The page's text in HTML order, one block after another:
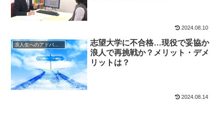
2024.08.10
浪人生へのアドバイス
志望大学に不合格…現役で妥協か
浪人で再挑戦か？メリット・デメ
リットは？
2024.08.14